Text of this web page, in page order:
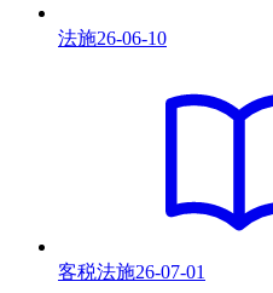
法施26-06-10
客税法施26-07-01